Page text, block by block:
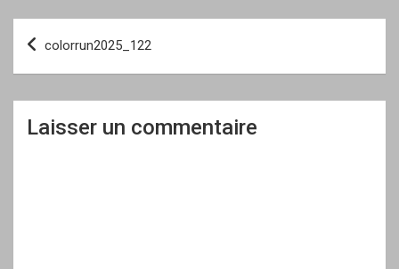
Navigation
colorrun2025_122
Laisser un commentaire